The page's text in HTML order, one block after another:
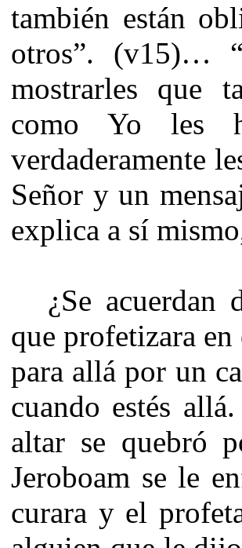
también están
otros”. (v15)…
mostrarles que
como Yo les
verdaderamente
Señor y un
explica a sí
¿Se acuerdan
que profetizara
para allá por un
cuando estés
altar se quebró
Jeroboam se le
curara y el